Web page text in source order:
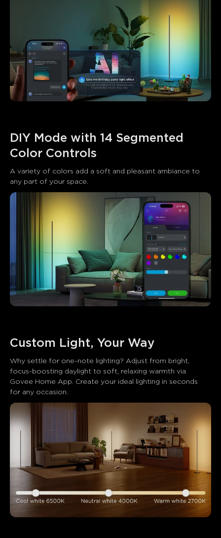
DIY Mode with 14 Segmented
Color Controls
A variety of colors add a soft and pleasant ambiance to
any part of your space.
Custom Light, Your Way
Why settle for one-note lighting? Adjust from bright,
focus-boosting daylight to soft, relaxing warmth via
Govee Home App. Create your ideal lighting in seconds
for any occasion.